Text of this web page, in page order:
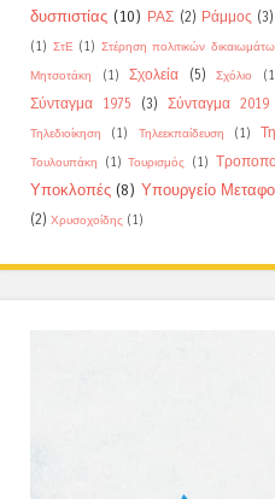
δυσπιστίας (10) ΡΑΣ (2) Ράμμος (3)
(1) ΣτΕ (1) Στέρηση πολιτικών
Μητσοτάκη
(1) Σχολεία (5) Σχόλιο
Σύνταγμα 1975 (3) Σύνταγμα 2019
Τηλεδιοίκηση
(1) Τηλεεκπαίδευση (1)
Τουλουπάκη
(1) Τουρισμός (1)
Υποκλοπές (8) Υπουργείο
(2) Χρυσοχοίδης (1)